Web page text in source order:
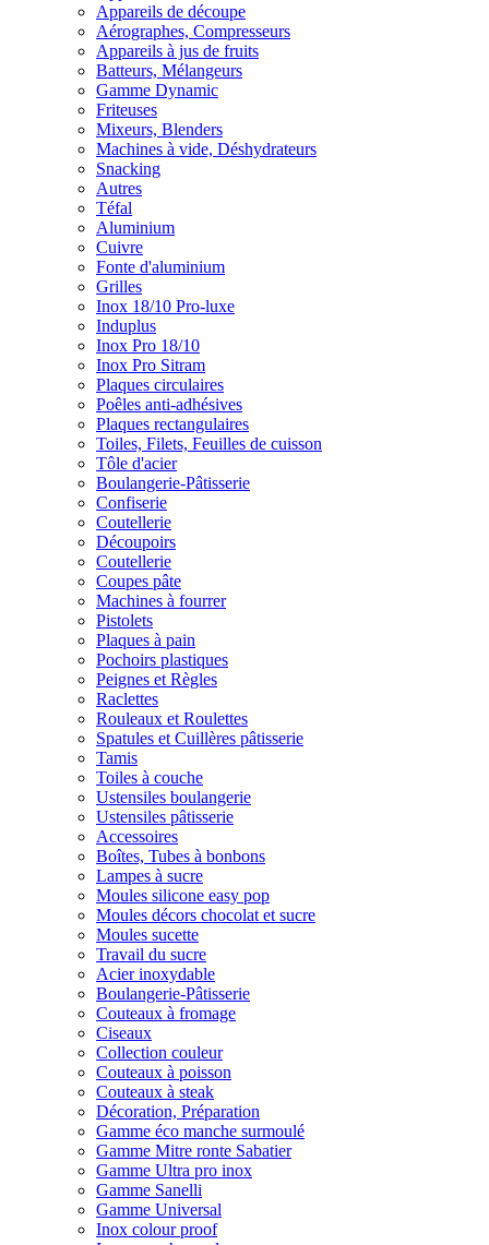
Appareils de découpe
Aérographes, Compresseurs
Appareils à jus de fruits
Batteurs, Mélangeurs
Gamme Dynamic
Friteuses
Mixeurs, Blenders
Machines à vide, Déshydrateurs
Snacking
Autres
Téfal
Aluminium
Cuivre
Fonte d'aluminium
Grilles
Inox 18/10 Pro-luxe
Induplus
Inox Pro 18/10
Inox Pro Sitram
Plaques circulaires
Poêles anti-adhésives
Plaques rectangulaires
Toiles, Filets, Feuilles de cuisson
Tôle d'acier
Boulangerie-Pâtisserie
Confiserie
Coutellerie
Découpoirs
Coutellerie
Coupes pâte
Machines à fourrer
Pistolets
Plaques à pain
Pochoirs plastiques
Peignes et Règles
Raclettes
Rouleaux et Roulettes
Spatules et Cuillères pâtisserie
Tamis
Toiles à couche
Ustensiles boulangerie
Ustensiles pâtisserie
Accessoires
Boîtes, Tubes à bonbons
Lampes à sucre
Moules silicone easy pop
Moules décors chocolat et sucre
Moules sucette
Travail du sucre
Acier inoxydable
Boulangerie-Pâtisserie
Couteaux à fromage
Ciseaux
Collection couleur
Couteaux à poisson
Couteaux à steak
Décoration, Préparation
Gamme éco manche surmoulé
Gamme Mitre ronte Sabatier
Gamme Ultra pro inox
Gamme Sanelli
Gamme Universal
Inox colour proof